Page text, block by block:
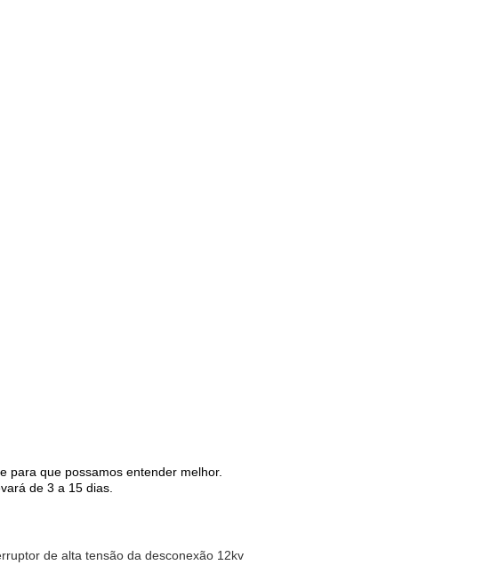
para que possamos entender melhor.
de 3 a 15 dias.
de alta tensão da desconexão 12kv